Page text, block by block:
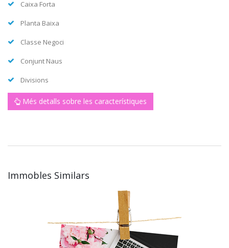
Caixa Forta
Planta Baixa
Classe Negoci
Conjunt Naus
Divisions
Més detalls sobre les característiques
Immobles Similars